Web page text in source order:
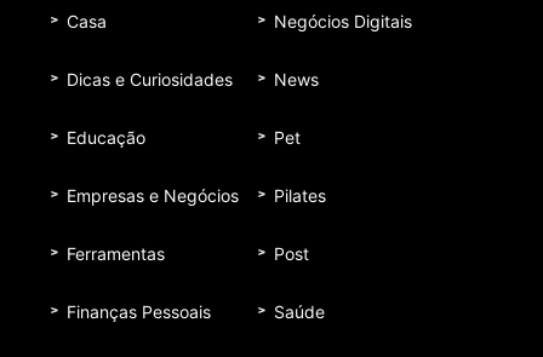
Casa
Dicas e Curiosidades
Educação
Empresas e Negócios
Ferramentas
Finanças Pessoais
Negócios Digitais
News
Pet
Pilates
Post
Saúde